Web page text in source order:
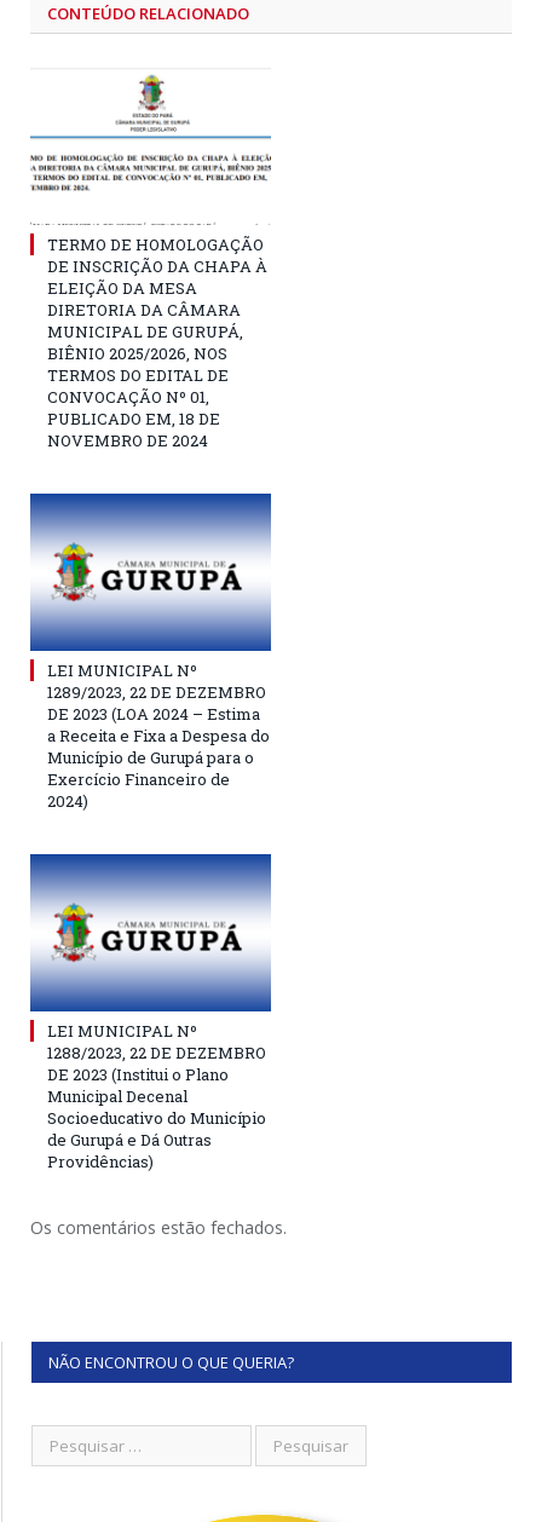
CONTEÚDO RELACIONADO
TERMO DE HOMOLOGAÇÃO
DE INSCRIÇÃO DA CHAPA À
ELEIÇÃO DA MESA
DIRETORIA DA CÂMARA
MUNICIPAL DE GURUPÁ,
BIÊNIO 2025/2026, NOS
TERMOS DO EDITAL DE
CONVOCAÇÃO Nº 01,
PUBLICADO EM, 18 DE
NOVEMBRO DE 2024
LEI MUNICIPAL Nº
1289/2023, 22 DE DEZEMBRO
DE 2023 (LOA 2024 – Estima
a Receita e Fixa a Despesa do
Município de Gurupá para o
Exercício Financeiro de
2024)
LEI MUNICIPAL Nº
1288/2023, 22 DE DEZEMBRO
DE 2023 (Institui o Plano
Municipal Decenal
Socioeducativo do Município
de Gurupá e Dá Outras
Providências)
Os comentários estão fechados.
NÃO ENCONTROU O QUE QUERIA?